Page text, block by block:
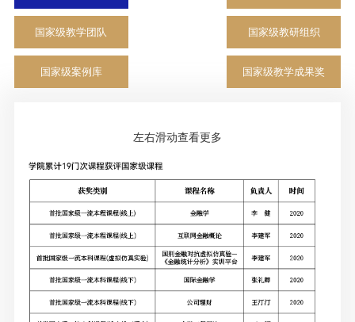
国家级教学团队 国家级教研组织
国家级案例库 国家级教学成果奖
左右滑动查看更多